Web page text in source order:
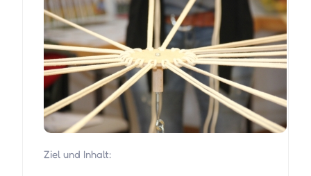
Ziel und Inhalt: